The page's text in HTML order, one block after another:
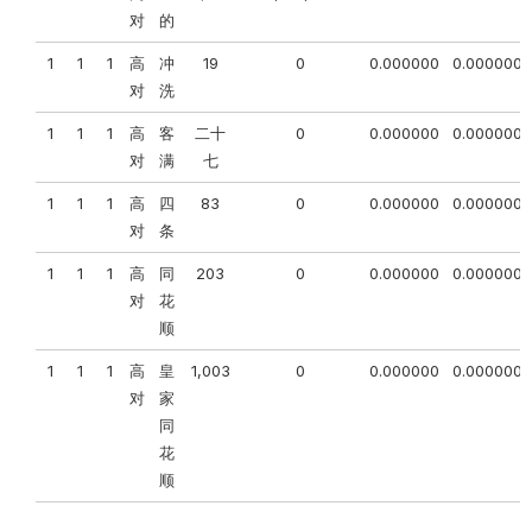
对
的
1 1 1
高
对
冲
洗
19 0 0.000000 0.000000
1 1 1
高
对
客
满
二十
七
0 0.000000 0.000000
1 1 1
高
对
四
条
83 0 0.000000 0.000000
1 1 1
高
对
同
花
顺
203 0 0.000000 0.000000
1 1 1
高
对
皇
家
同
花
顺
1,003 0 0.000000 0.000000